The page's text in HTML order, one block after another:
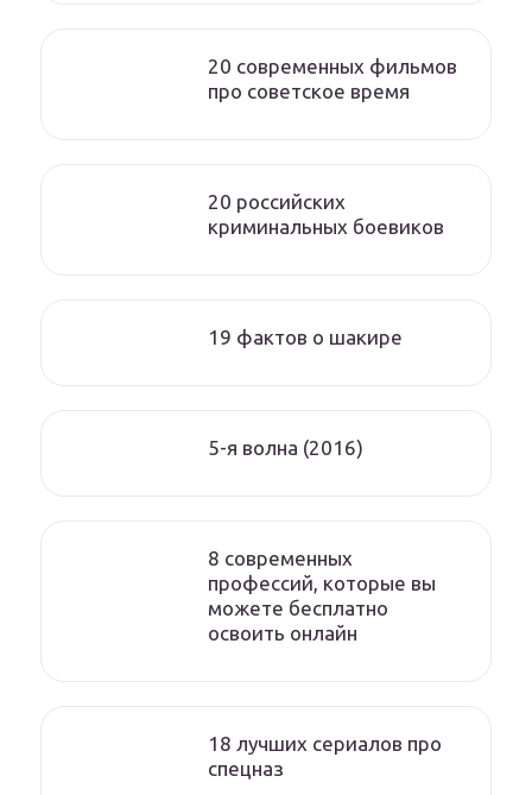
20 современных фильмов
про советское время
20 российских
криминальных боевиков
19 фактов о шакире
5-я волна (2016)
8 современных
профессий, которые вы
можете бесплатно
освоить онлайн
18 лучших сериалов про
спецназ